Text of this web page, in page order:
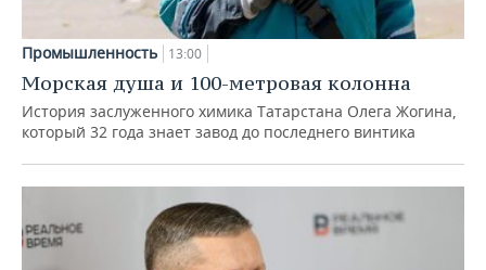
Промышленность 13:00
Морская душа и 100-метровая колонна
История заслуженного химика Татарстана Олега Жогина,
который 32 года знает завод до последнего винтика